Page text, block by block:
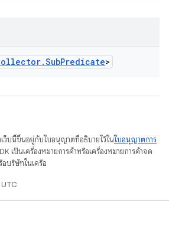
.SubPredicate>
เว็บนี้ขึ้นอยู่กับใบอนุญาตที่อธิบายไว้ในใบอนุญาตการ
เป็นเครื่องหมายการค้าหรือเครื่องหมายการค้าจด
บริษัทในเครือ